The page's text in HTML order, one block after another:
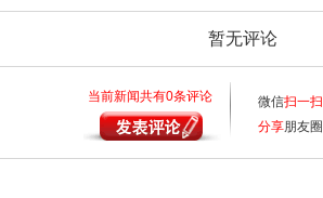
暂无评论
当前新闻共有0条评论 微信扫一扫
分享朋友圈